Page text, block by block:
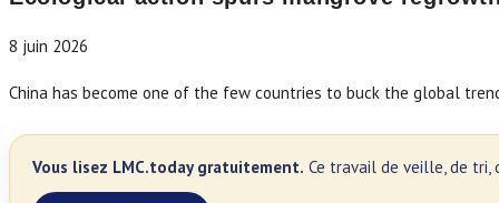
8 juin 2026
China has become one of the few countries to buck the global
Vous lisez LMC.today gratuitement. Ce travail de veille, de tri,